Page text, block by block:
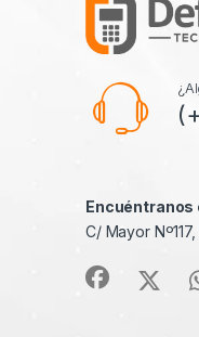
Encuéntranos
C/ Mayor